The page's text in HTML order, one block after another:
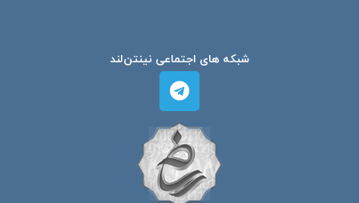
شبکه های اجتماعی نینتن‌لند